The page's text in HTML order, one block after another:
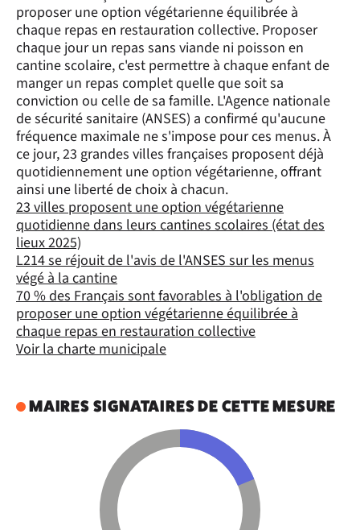
proposer une option végétarienne équilibrée à
chaque repas en restauration collective. Proposer
chaque jour un repas sans viande ni poisson en
cantine scolaire, c'est permettre à chaque enfant de
manger un repas complet quelle que soit sa
conviction ou celle de sa famille. L'Agence nationale
de sécurité sanitaire (ANSES) a confirmé qu'aucune
fréquence maximale ne s'impose pour ces menus. À
ce jour, 23 grandes villes françaises proposent déjà
quotidiennement une option végétarienne, offrant
ainsi une liberté de choix à chacun.
23 villes proposent une option végétarienne
quotidienne dans leurs cantines scolaires (état des
lieux 2025)
L214 se réjouit de l'avis de l'ANSES sur les menus
végé à la cantine
70 % des Français sont favorables à l'obligation de
proposer une option végétarienne équilibrée à
chaque repas en restauration collective
Voir la charte municipale
MAIRES SIGNATAIRES DE CETTE MESURE